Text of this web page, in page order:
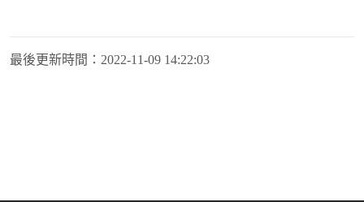
最後更新時間： 2022-11-09 14:22:03